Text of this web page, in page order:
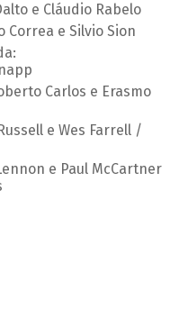
e Cláudio Rabelo
Correa e Silvio Sion
Carlos e Erasmo
e Wes Farrell /
e Paul McCartner